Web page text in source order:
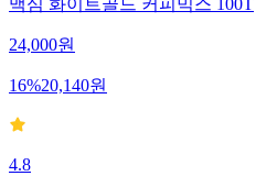
맥심 화이트골드 커피믹스 100T
24,000원
16%20,140원
4.8